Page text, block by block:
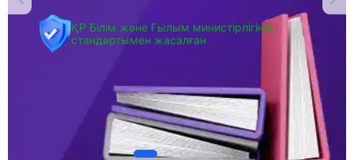
ҚР Білім және Ғылым министірлігінің
стандартымен жасалған